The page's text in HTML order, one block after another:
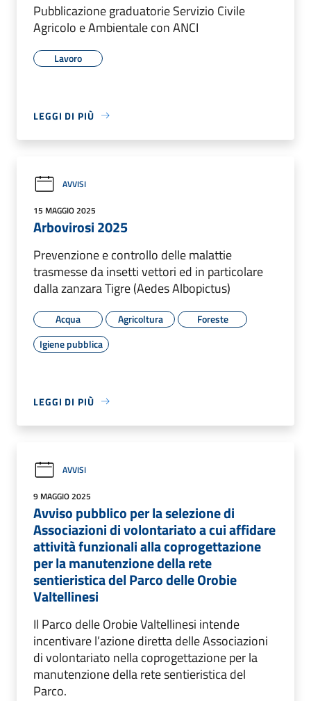
Pubblicazione graduatorie Servizio Civile
Agricolo e Ambientale con ANCI
Lavoro
LEGGI DI PIÙ
AVVISI
15 MAGGIO 2025
Arbovirosi 2025
Prevenzione e controllo delle malattie
trasmesse da insetti vettori ed in particolare
dalla zanzara Tigre (Aedes Albopictus)
Acqua Agricoltura
Foreste
Igiene pubblica
LEGGI DI PIÙ
AVVISI
9 MAGGIO 2025
Avviso pubblico per la selezione di
Associazioni di volontariato a cui affidare
attività funzionali alla coprogettazione
per la manutenzione della rete
sentieristica del Parco delle Orobie
Valtellinesi
Il Parco delle Orobie Valtellinesi intende
incentivare l’azione diretta delle Associazioni
di volontariato nella coprogettazione per la
manutenzione della rete sentieristica del
Parco.